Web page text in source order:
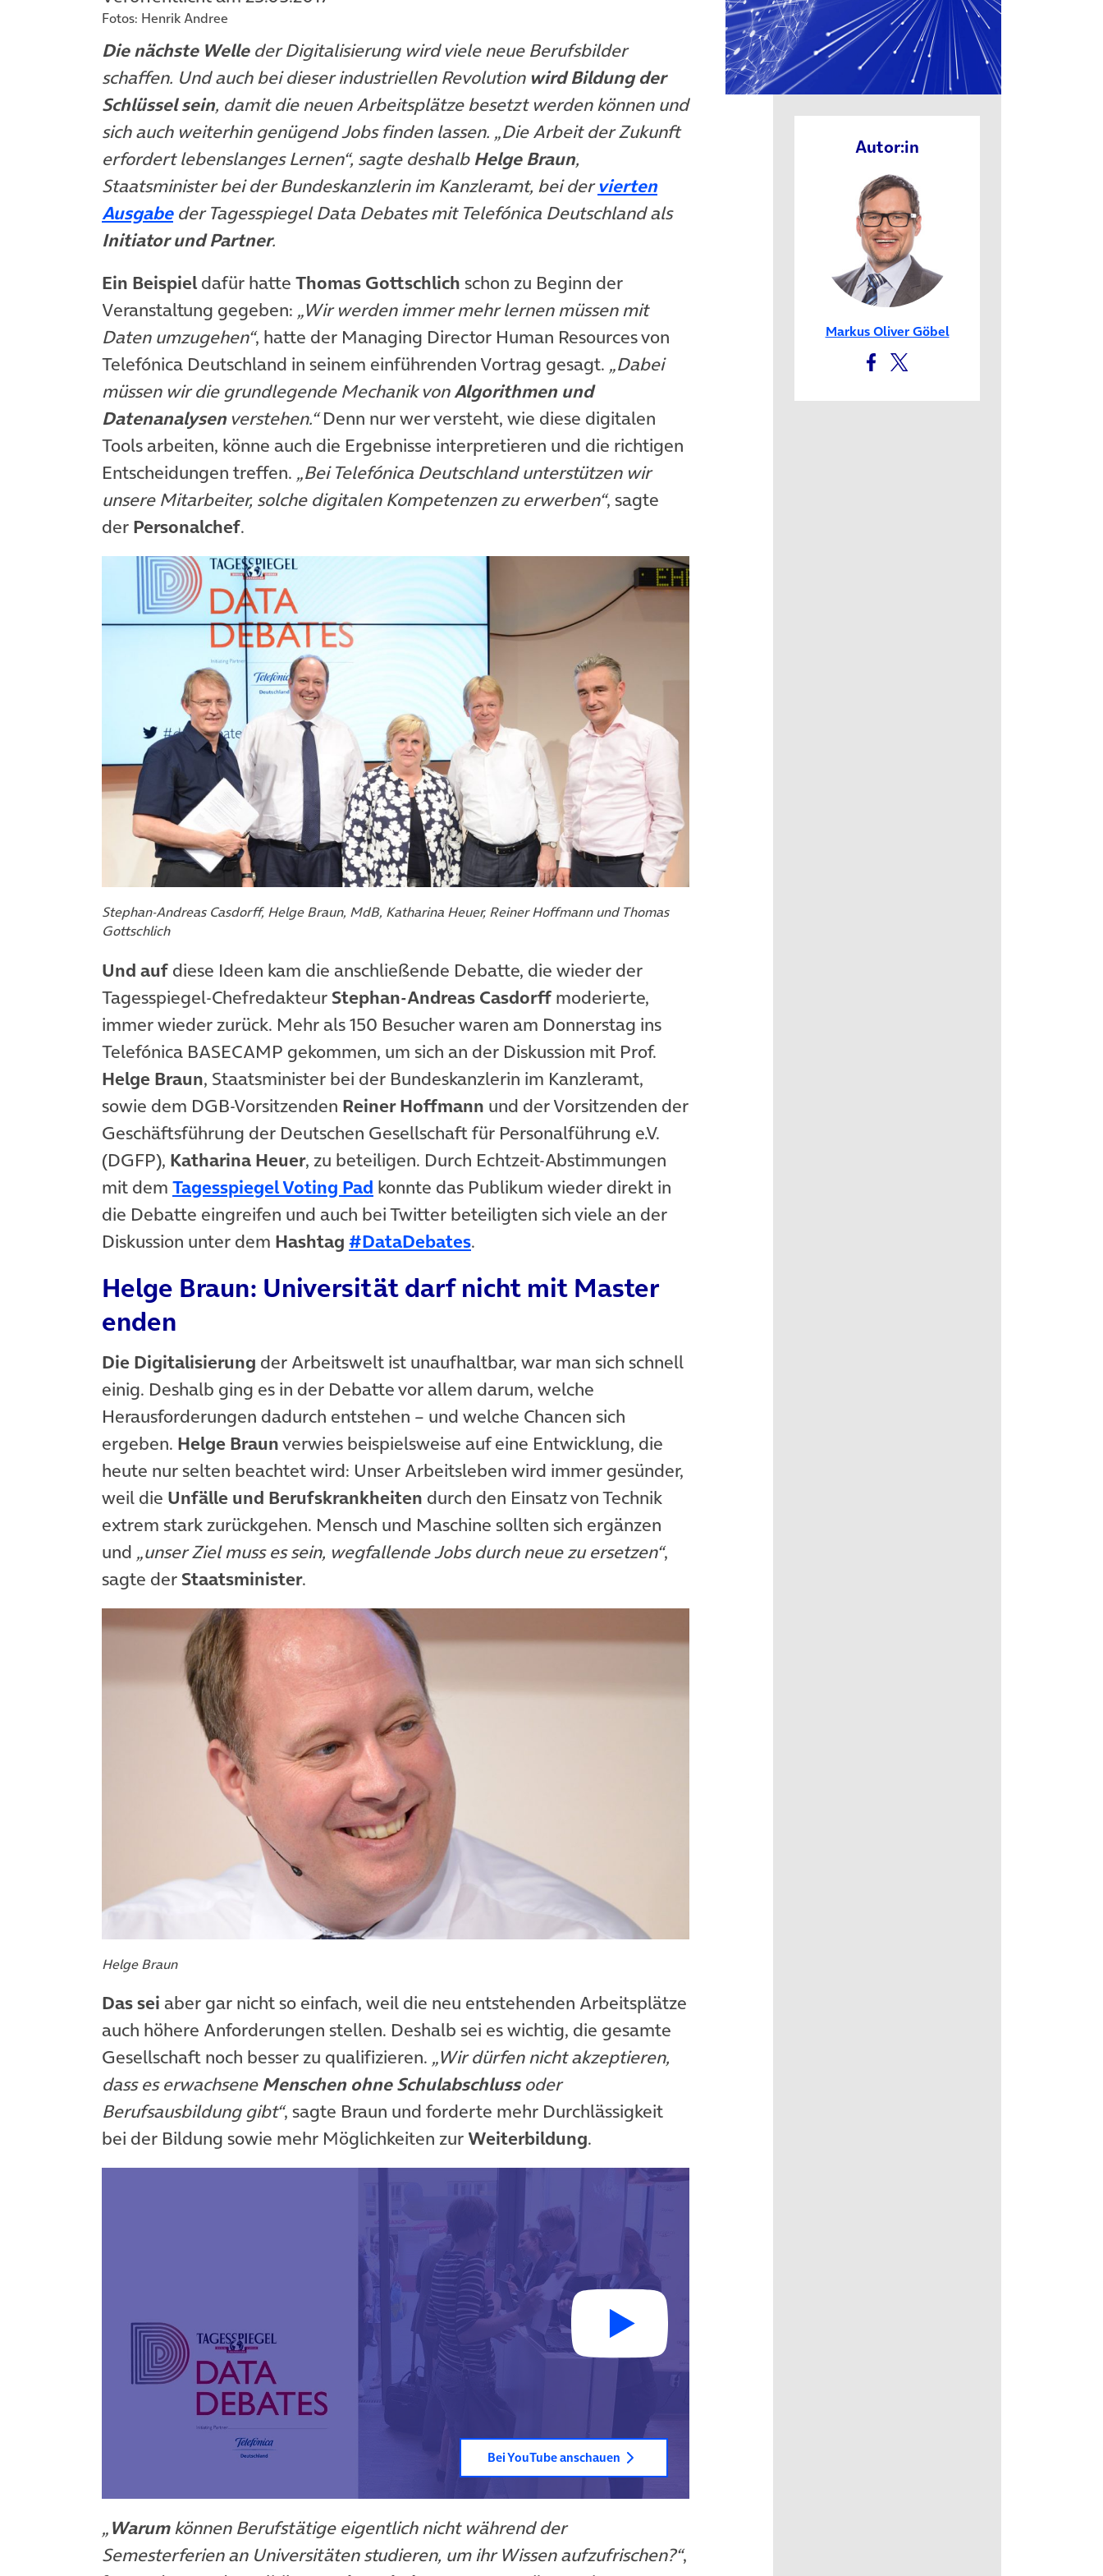
Fotos: Henrik Andree
Die nächste Welleder Digitalisierung wird viele neue Berufsbilder
schaffen. Und auch bei dieser industriellen Revolution wird Bildung der
Schlüssel sein, damit die neuen Arbeitsplätze besetzt werden können und
sich auch weiterhin genügend Jobs finden lassen. „Die Arbeit der Zukunft
erfordert lebenslanges Lernen“, sagte deshalbHelge Braun,
Staatsminister bei der Bundeskanzlerin im Kanzleramt, bei dervierten
Ausgabe(öffnet in neuem Tab)
der Tagesspiegel Data Debates mit Telefónica Deutschland als
Initiator und Partner.
Ein Beispieldafür hatte Thomas Gottschlich schon zu Beginn der
Veranstaltung gegeben: „Wir werden immer mehr lernen müssen mit
Daten umzugehen“, hatte der Managing Director Human Resources von
Telefónica Deutschland in seinem einführenden Vortrag gesagt. „Dabei
müssen wir die grundlegende Mechanik vonAlgorithmen und
Datenanalysen verstehen.“Denn nur wer versteht, wie diese digitalen
Tools arbeiten, könne auch die Ergebnisse interpretieren und die richtigen
Entscheidungen treffen. „Bei Telefónica Deutschland unterstützen wir
unsere Mitarbeiter, solche digitalen Kompetenzen zu erwerben“, sagte
der Personalchef.
Stephan-Andreas Casdorff, Helge Braun, MdB, Katharina Heuer, Reiner Hoffmann und Thomas
Gottschlich
Und auf diese Ideen kam die anschließende Debatte, die wieder der
Tagesspiegel-Chefredakteur Stephan-Andreas Casdorff moderierte,
immer wieder zurück. Mehr als 150 Besucher waren am Donnerstag ins
Telefónica BASECAMP gekommen, um sich an der Diskussion mit Prof.
Helge Braun, Staatsminister bei der Bundeskanzlerin im Kanzleramt,
sowie dem DGB-Vorsitzenden Reiner Hoffmann und der Vorsitzenden der
Geschäftsführung der Deutschen Gesellschaft für Personalführung e.V.
(DGFP), Katharina Heuer, zu beteiligen. Durch Echtzeit-Abstimmungen
mit dem Tagesspiegel Voting Pad (öffnet in neuem Tab)
konnte das Publikum wieder direkt in
die Debatte eingreifen und auch bei Twitter beteiligten sich viele an der
Diskussion unter dem Hashtag #DataDebates(öffnet in neuem Tab)
.
Helge Braun: Universität darf nicht mit Master
enden
Die Digitalisierung der Arbeitswelt ist unaufhaltbar, war man sich schnell
einig. Deshalb ging es in der Debatte vor allem darum, welche
Herausforderungen dadurch entstehen – und welche Chancen sich
ergeben. Helge Braunverwies beispielsweise auf eine Entwicklung, die
heute nur selten beachtet wird: Unser Arbeitsleben wird immer gesünder,
weil die Unfälle und Berufskrankheiten durch den Einsatz von Technik
extrem stark zurückgehen. Mensch und Maschine sollten sich ergänzen
und „unser Ziel muss es sein, wegfallende Jobs durch neue zu ersetzen“,
sagte der Staatsminister.
Helge Braun
Das sei aber gar nicht so einfach, weil die neu entstehenden Arbeitsplätze
auch höhere Anforderungen stellen. Deshalb sei es wichtig, die gesamte
Gesellschaft noch besser zu qualifizieren. „Wir dürfen nicht akzeptieren,
dass es erwachseneMenschen ohne Schulabschlussoder
Berufsausbildung gibt“, sagte Braun und forderte mehr Durchlässigkeit
bei der Bildung sowie mehr Möglichkeiten zur Weiterbildung.
Bei YouTube anschauen
„Warumkönnen Berufstätige eigentlich nicht während der
Semesterferien an Universitäten studieren, um ihr Wissen aufzufrischen?“,
Autor:in
Markus Oliver Göbel